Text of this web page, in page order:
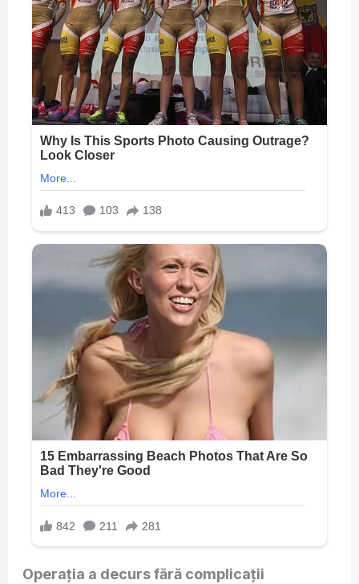
Operația a decurs fără complicații